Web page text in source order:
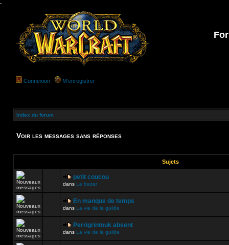
-
Connexion M’enregistrer
Index du forum
Voir les messages sans réponses
Sujets
petit coucou
dans Le bazar
En manque de temps
dans La vie de la guilde
Perrigrintouk absent
dans La vie de la guilde